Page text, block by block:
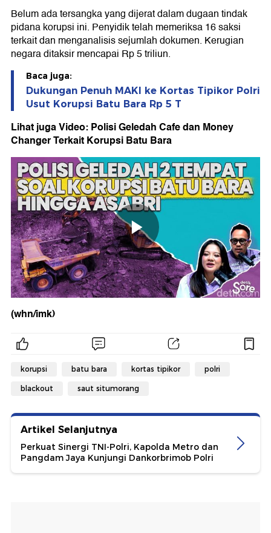
Belum ada tersangka yang dijerat dalam dugaan tindak
pidana korupsi ini. Penyidik telah memeriksa 16 saksi
terkait dan menganalisis sejumlah dokumen. Kerugian
negara ditaksir mencapai Rp 5 triliun.
Baca juga:
Dukungan Penuh MAKI ke Kortas Tipikor Polri
Usut Korupsi Batu Bara Rp 5 T
Lihat juga Video: Polisi Geledah Cafe dan Money
Changer Terkait Korupsi Batu Bara
(whn/imk)
korupsi batu bara kortas tipikor polri
blackout saut situmorang
Artikel Selanjutnya
Perkuat Sinergi TNI-Polri, Kapolda Metro dan
Pangdam Jaya Kunjungi Dankorbrimob Polri